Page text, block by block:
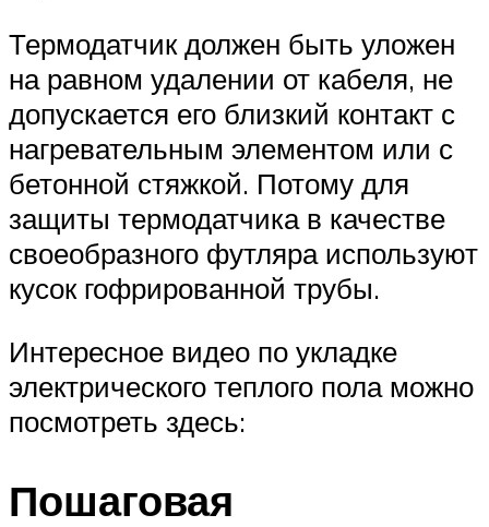
Термодатчик должен быть уложен
на равном удалении от кабеля, не
допускается его близкий контакт с
нагревательным элементом или с
бетонной стяжкой. Потому для
защиты термодатчика в качестве
своеобразного футляра используют
кусок гофрированной трубы.
Интересное видео по укладке
электрического теплого пола можно
посмотреть здесь:
Пошаговая